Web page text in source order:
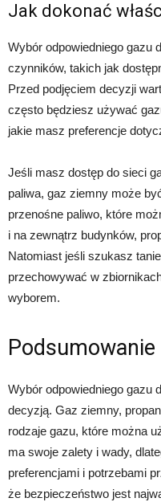
Jak dokonać
Wybór odpowiedniego gazu
czynników, takich jak
Przed podjęciem decyzji
często będziesz używać
jakie masz preferencje
Jeśli masz dostęp do sieci
paliwa, gaz ziemny może
przenośne paliwo, które
i na zewnątrz budynków,
Natomiast jeśli szukasz
przechowywać w
wyborem.
Podsumowanie
Wybór odpowiedniego gazu
decyzją. Gaz ziemny,
rodzaje gazu, które można
ma swoje zalety i wady,
preferencjami i potrzebami
że bezpieczeństwo jest